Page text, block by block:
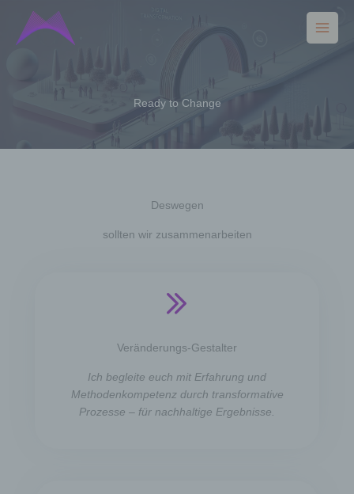
Inhalt
springen
Ready to Change
Deswegen
sollten wir zusammenarbeiten
Veränderungs-Gestalter
Ich begleite euch mit Erfahrung und
Methodenkompetenz durch transformative
Prozesse – für nachhaltige Ergebnisse.